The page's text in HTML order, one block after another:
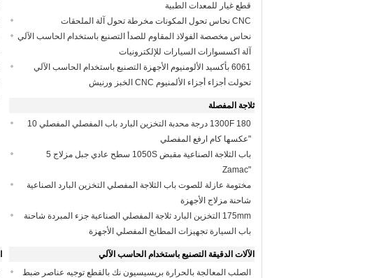
قطع غيار للمعدات الطبية
CNC نحاس تحول المكونات مخرطة تحول آلة الملحقات
نحاس مخصصة الفولاذ المقاوم للصدأ التصنيع باستخدام الحاسب الآلي
آلة اكسسوارات السيارات للإلكترونيات
6061 بأكسيد الألومنيوم الأجهزة التصنيع باستخدام الحاسب الآلي
تحولت أجزاء أجزاء الألمنيوم CNC الخبز ورنيش
ثلاجة المفصلة
1300F 180 درجة محدبة التخزين البارد باب المفصلي المفصلي 10
"عكسها كام ارفع المفصلي
باب الثلاجة الصناعية مقبض 1050S سطح عادي جبل مزلاج 5
"Zamac
مختومة عازلة للصوت باب الثلاجة المفصلي التخزين البارد الصناعية
شاحنة مزلاج الأجهزة
175mm التخزين البارد ثلاجة المفصلي الصناعية جزء المبردة شاحنة
باب السيارة تجهيزات المطابخ المفصلي الأجهزة
الآلات الدقيقة التصنيع باستخدام الحاسب الآلي
الصلب المعالجة بالحرارة بريسيسيون نك بالقطع توجيه عناصر ضبط